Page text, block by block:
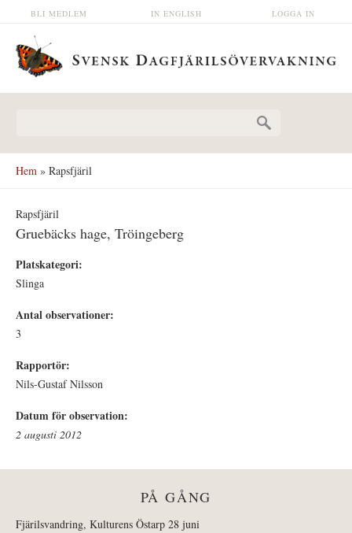
Hoppa till huvudinnehåll LOGGA IN
IN ENGLISH
BLI MEDLEM
Hem » Rapsfjäril
Rapsfjäril
Gruebäcks hage, Tröingeberg
Platskategori:
Slinga
Antal observationer:
3
Rapportör:
Nils-Gustaf Nilsson
Datum för observation:
2 augusti 2012
PÅ GÅNG
Fjärilsvandring, Kulturens Östarp 28 juni